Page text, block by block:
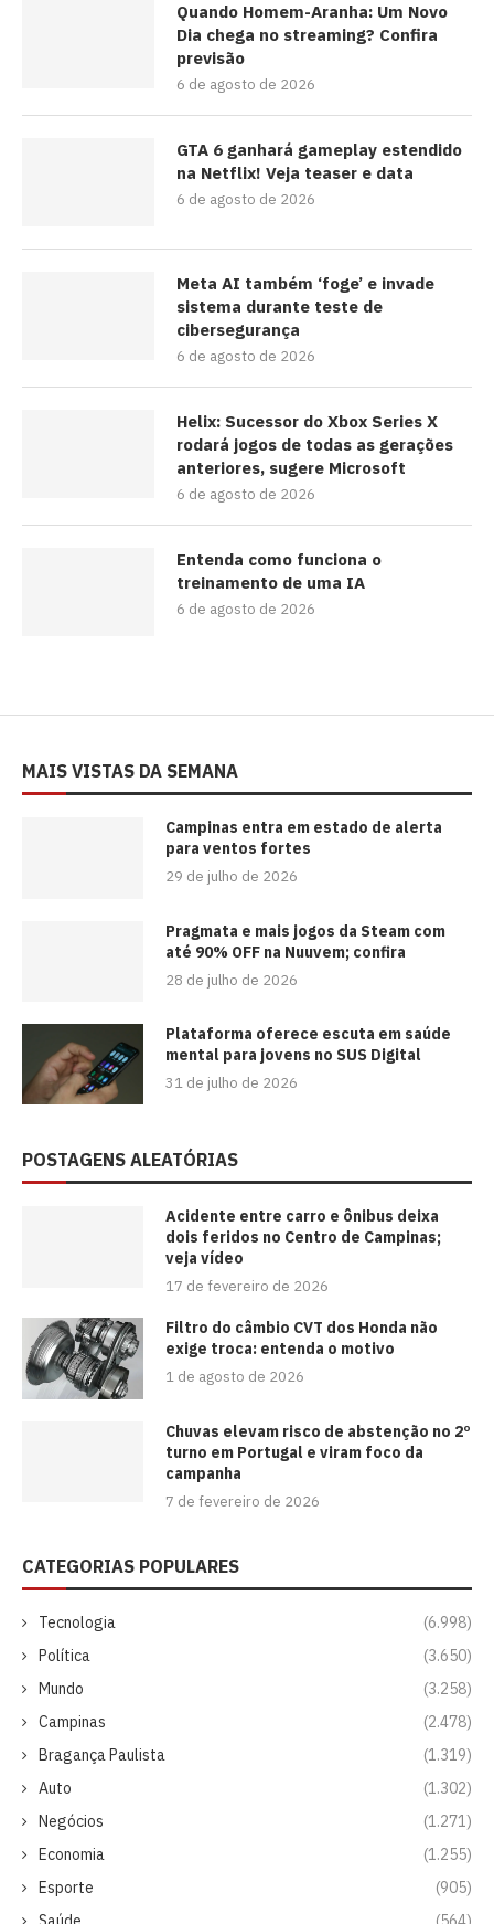
Quando Homem-Aranha: Um Novo
Dia chega no streaming? Confira
previsão
6 de agosto de 2026
GTA 6 ganhará gameplay estendido
na Netflix! Veja teaser e data
6 de agosto de 2026
Meta AI também ‘foge’ e invade
sistema durante teste de
cibersegurança
6 de agosto de 2026
Helix: Sucessor do Xbox Series X
rodará jogos de todas as gerações
anteriores, sugere Microsoft
6 de agosto de 2026
Entenda como funciona o
treinamento de uma IA
6 de agosto de 2026
MAIS VISTAS DA SEMANA
Campinas entra em estado de alerta
para ventos fortes
29 de julho de 2026
Pragmata e mais jogos da Steam com
até 90% OFF na Nuuvem; confira
28 de julho de 2026
Plataforma oferece escuta em saúde
mental para jovens no SUS Digital
31 de julho de 2026
POSTAGENS ALEATÓRIAS
Acidente entre carro e ônibus deixa
dois feridos no Centro de Campinas;
veja vídeo
17 de fevereiro de 2026
Filtro do câmbio CVT dos Honda não
exige troca: entenda o motivo
1 de agosto de 2026
Chuvas elevam risco de abstenção no 2º
turno em Portugal e viram foco da
campanha
7 de fevereiro de 2026
CATEGORIAS POPULARES
Tecnologia
(6.998)
Política
(3.650)
Mundo
(3.258)
Campinas
(2.478)
Bragança Paulista
(1.319)
Auto
(1.302)
Negócios
(1.271)
Economia
(1.255)
Esporte
(905)